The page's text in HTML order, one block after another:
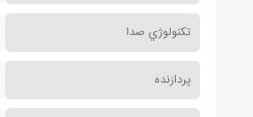
تکنولوژي صدا
پردازنده